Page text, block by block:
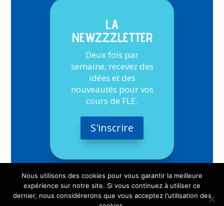
LA
NEWZZZLETTER
Deux fois par
semaine, recevez des
idées et des
nouveautés pour vos
cours de FLE.
S'inscrire
Nous utilisons des cookies pour vous garantir la meilleure
expérience sur notre site. Si vous continuez à utiliser ce
dernier, nous considérerons que vous acceptez l'utilisation des